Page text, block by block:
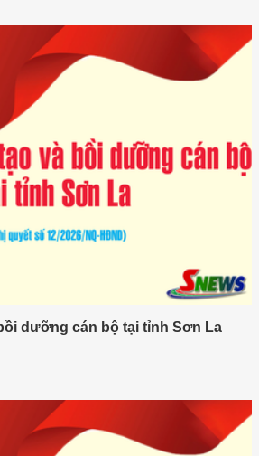
dưỡng cán bộ tại tỉnh Sơn La